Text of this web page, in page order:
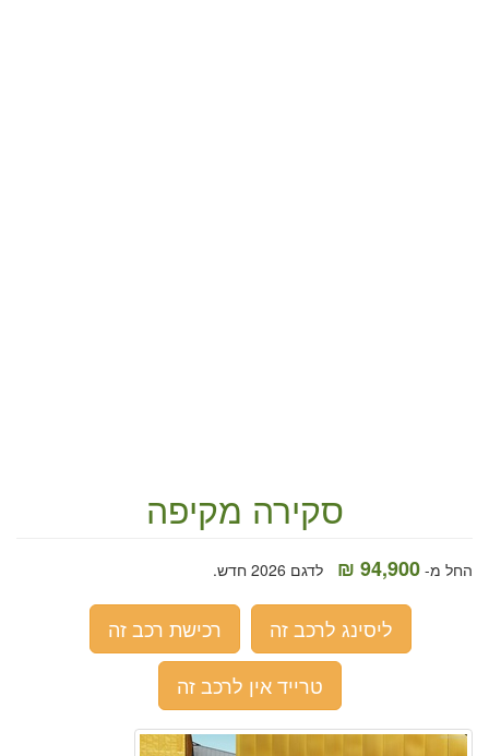
סקירה מקיפה
החל מ- 94,900 ₪ לדגם 2026 חדש.
ליסינג לרכב זה
רכישת רכב זה
טרייד אין לרכב זה